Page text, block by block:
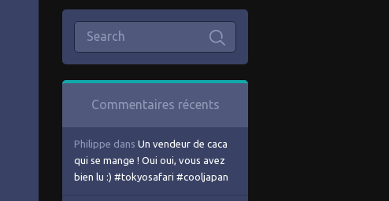
Commentaires récents
Philippe dans Un vendeur de caca
qui se mange ! Oui oui, vous avez
bien lu :) #tokyosafari #cooljapan